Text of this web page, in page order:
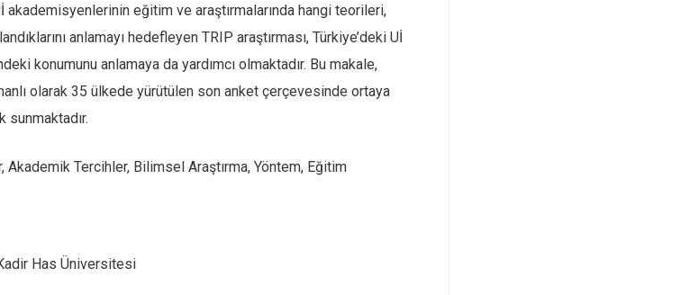
akademisyenlerinin eğitim ve araştırmalarında hangi teorileri,
anlamayı hedefleyen TRIP araştırması, Türkiye’deki Uİ
konumunu anlamaya da yardımcı olmaktadır. Bu makale,
olarak 35 ülkede yürütülen son anket çerçevesinde ortaya
sunmaktadır.
Akademik Tercihler, Bilimsel Araştırma, Yöntem, Eğitim
Has Üniversitesi